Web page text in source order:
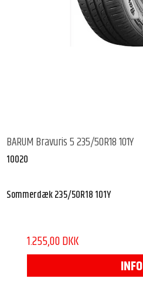
BARUM Bravuris 5 235/50R18 101Y
10020
Sommerdæk 235/50R18 101Y
1.255,00 DKK
INFO